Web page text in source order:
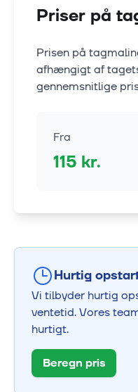
Priser på
Prisen på
afhængigt af
gennemsnitlige
Fra
115 kr.
Hurtig
Vi tilbyder hurtig
ventetid. Vores
hurtigt.
Beregn pris